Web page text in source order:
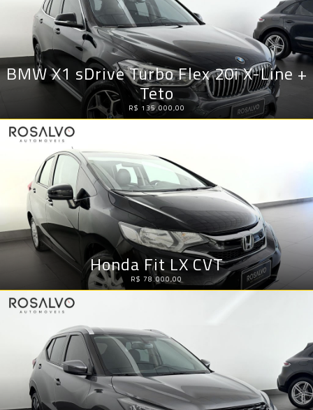
BMW X1 sDrive Turbo Flex 20i X-Line +
Teto
R$ 135.000,00
Honda Fit LX CVT
R$ 78.000,00